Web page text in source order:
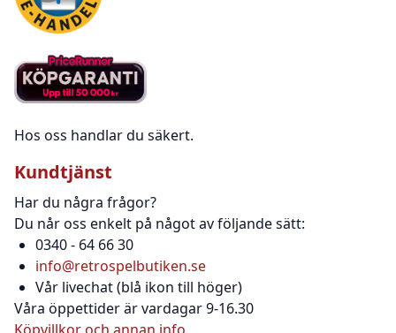
Hos oss handlar du säkert.
Kundtjänst
Har du några frågor?
Du når oss enkelt på något av följande sätt:
0340 - 64 66 30
info@retrospelbutiken.se
Vår livechat (blå ikon till höger)
Våra öppettider är vardagar 9-16.30
Köpvillkor och annan info